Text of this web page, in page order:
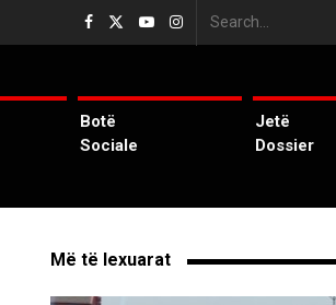
Botë
Sociale
Jetë
Dossier
Më të lexuarat